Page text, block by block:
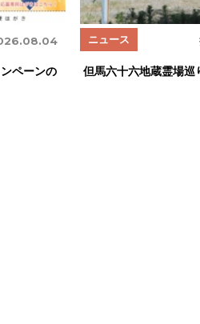
ペーンの
ニュース
但馬六十六地蔵霊場